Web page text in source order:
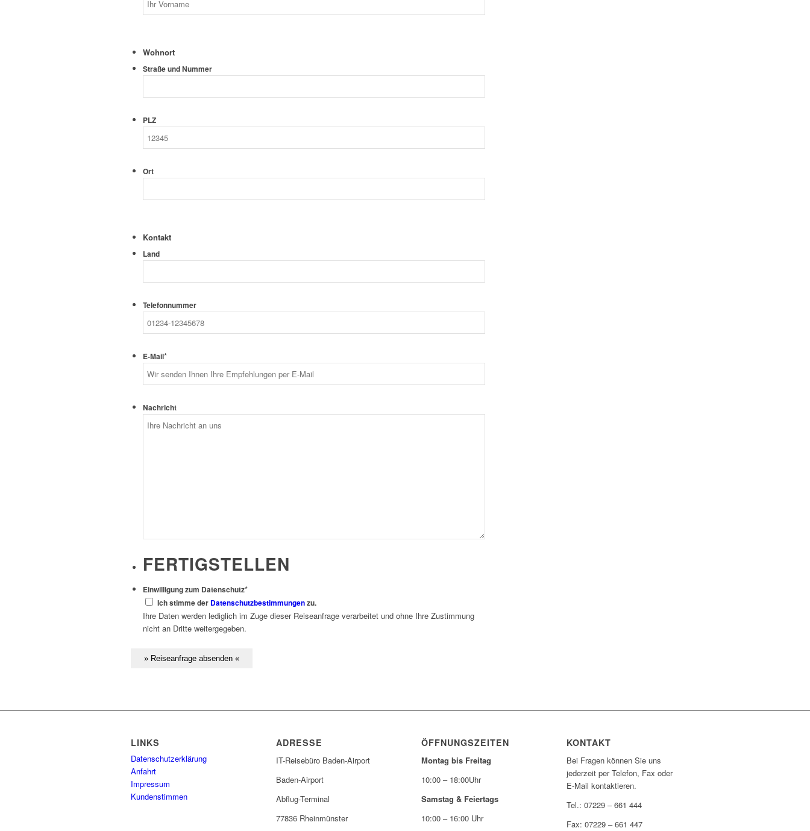
Wohnort
Straße und Nummer
PLZ
Ort
Kontakt
Land
Telefonnummer
E-Mail*
Nachricht
FERTIGSTELLEN
Einwilligung zum Datenschutz*
Ich stimme der Datenschutzbestimmungenzu.
Ihre Daten werden lediglich im Zuge dieser Reiseanfrage verarbeitet und ohne Ihre Zustimmung
nicht an Dritte weitergegeben.
LINKS
Datenschutzerklärung
Anfahrt
Impressum
Kundenstimmen
ADRESSE
IT-Reisebüro Baden-Airport
Baden-Airport
Abflug-Terminal
77836 Rheinmünster
ÖFFNUNGSZEITEN
Montag bis Freitag
10:00 – 18:00Uhr
Samstag & Feiertags
10:00 – 16:00 Uhr
KONTAKT
Bei Fragen können Sie uns
jederzeit per Telefon, Fax oder
E-Mail kontaktieren.
Tel.: 07229 – 661 444
Fax: 07229 – 661 447